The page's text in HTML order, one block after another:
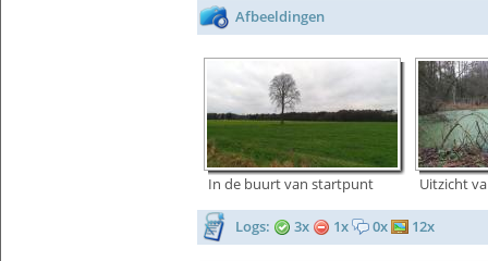
Afbeeldingen
In de buurt van startpunt Uitzicht
Logs: 3x 1x 0x 12x